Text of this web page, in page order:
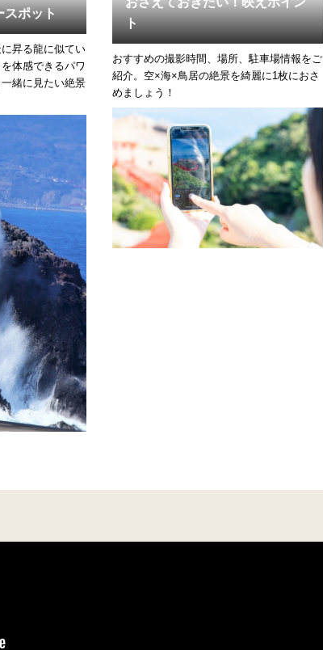
スポット
昇る龍に似てい
体感できるパワ
緒に見たい絶景
ト
おすすめの撮影時間、場所、駐車場情報をご
紹介。空×海×鳥居の絶景を綺麗に1枚におさ
めましょう！